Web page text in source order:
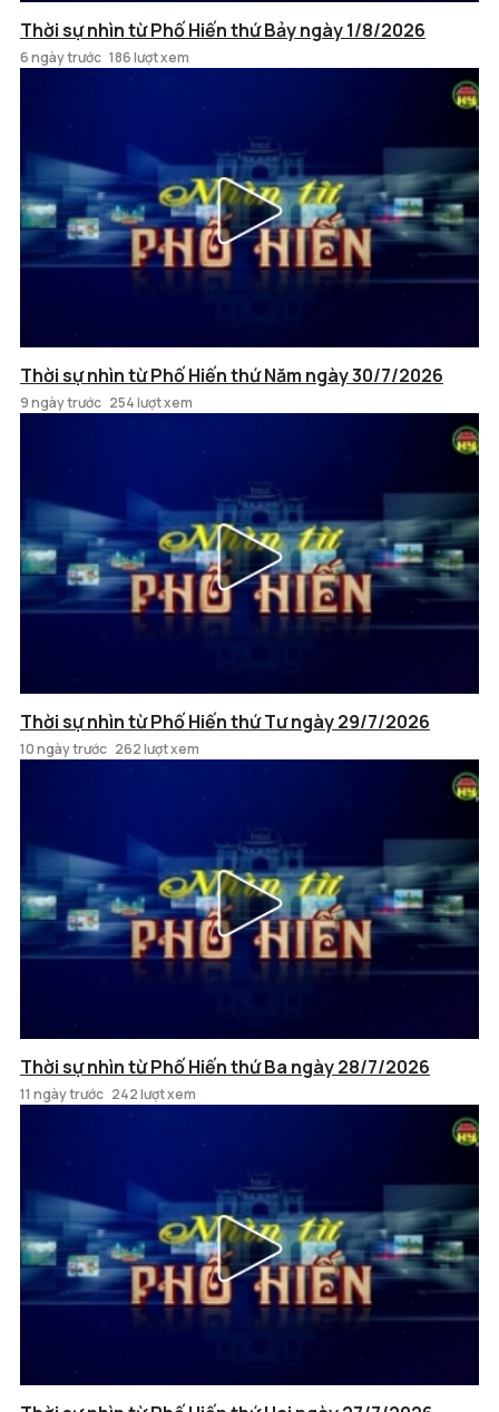
Thời sự nhìn từ Phố Hiến thứ Bảy ngày 1/8/2026
6 ngày trước 186 lượt xem
Thời sự nhìn từ Phố Hiến thứ Năm ngày 30/7/2026
9 ngày trước 254 lượt xem
Thời sự nhìn từ Phố Hiến thứ Tư ngày 29/7/2026
10 ngày trước 262 lượt xem
Thời sự nhìn từ Phố Hiến thứ Ba ngày 28/7/2026
11 ngày trước 242 lượt xem